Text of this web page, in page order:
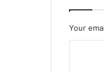
Your